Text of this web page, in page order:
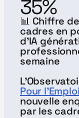
35%
📊 Chiffre
cadres en
d'IA
semaine
Pour
nouvelle
par les